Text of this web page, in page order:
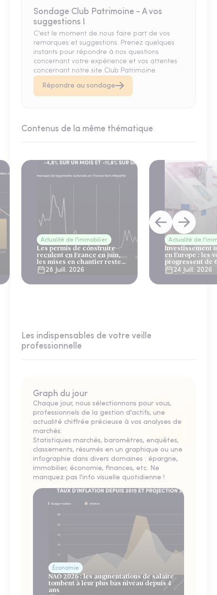
Sondage Club Patrimoine - A vos
suggestions !
C'est le moment de nous faire part de vos
remarques et suggestions. Prenez quelques
instants pour répondre à nos questions
concernant votre expérience et vos attentes
concernant notre site Club Patrimoine.
Répondre au sondage
Contenus de la même thématique
Actualité de l'immobilier
Les permis de construire
reculent en France en juin,
les mises en chantier restent
solides
28 Juill. 2026
Actualité de
Investissement
en Europe : les
progressent de
24 Juill. 2026
Les indispensables de votre veille
professionnelle
Graph du jour
Chaque jour, nous sélectionnons pour vous,
professionnels de la gestion d'actifs, une
actualité chiffrée précieuse à vos analyses de
marchés.
Statistiques marchés, baromètres, enquêtes,
classements, résumés en un graphique ou une
infographie dans divers domaines : épargne,
immobilier, économie, finances, etc. Ne
manquez pas l'info visuelle quotidienne !
Économie
NAO 2026 : les augmentations de salaire
tombent à leur plus bas niveau depuis 4
ans